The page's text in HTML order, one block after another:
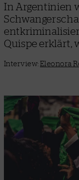
In Argentinien
Quispe erklärt,
Interview:Eleonora